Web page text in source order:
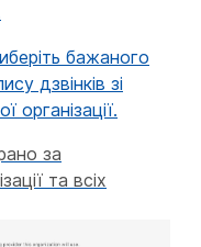
бажаного
дзвінків зі
організації.
за
та всіх